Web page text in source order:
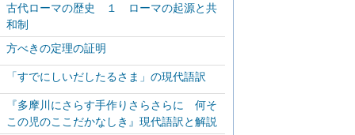
古代ローマの歴史 １ ローマの起源と共
和制
方べきの定理の証明
「すでにしいだしたるさま」の現代語訳
『多摩川にさらす手作りさらさらに 何そ
この児のここだかなしき』現代語訳と解説